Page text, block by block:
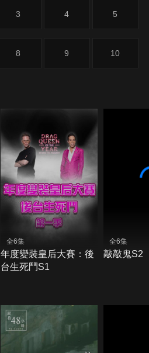
3 4 5
8 9 10
全6集
年度變裝皇后大賽：後
台生死鬥S1
全6集
敲敲鬼S2